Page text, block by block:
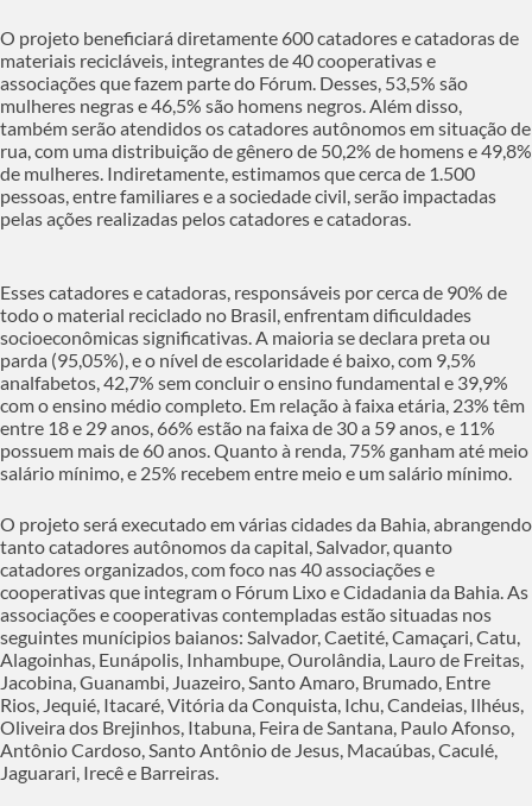
O projeto beneficiará diretamente 600 catadores e catadoras de
materiais recicláveis, integrantes de 40 cooperativas e
associações que fazem parte do Fórum. Desses, 53,5% são
mulheres negras e 46,5% são homens negros. Além disso,
também serão atendidos os catadores autônomos em situação de
rua, com uma distribuição de gênero de 50,2% de homens e 49,8%
de mulheres. Indiretamente, estimamos que cerca de 1.500
pessoas, entre familiares e a sociedade civil, serão impactadas
pelas ações realizadas pelos catadores e catadoras.
Esses catadores e catadoras, responsáveis por cerca de 90% de
todo o material reciclado no Brasil, enfrentam dificuldades
socioeconômicas significativas. A maioria se declara preta ou
parda (95,05%), e o nível de escolaridade é baixo, com 9,5%
analfabetos, 42,7% sem concluir o ensino fundamental e 39,9%
com o ensino médio completo. Em relação à faixa etária, 23% têm
entre 18 e 29 anos, 66% estão na faixa de 30 a 59 anos, e 11%
possuem mais de 60 anos. Quanto à renda, 75% ganham até meio
salário mínimo, e 25% recebem entre meio e um salário mínimo.
O projeto será executado em várias cidades da Bahia, abrangendo
tanto catadores autônomos da capital, Salvador, quanto
catadores organizados, com foco nas 40 associações e
cooperativas que integram o Fórum Lixo e Cidadania da Bahia. As
associações e cooperativas contempladas estão situadas nos
seguintes munícipios baianos: Salvador, Caetité, Camaçari, Catu,
Alagoinhas, Eunápolis, Inhambupe, Ourolândia, Lauro de Freitas,
Jacobina, Guanambi, Juazeiro, Santo Amaro, Brumado, Entre
Rios, Jequié, Itacaré, Vitória da Conquista, Ichu, Candeias, Ilhéus,
Oliveira dos Brejinhos, Itabuna, Feira de Santana, Paulo Afonso,
Antônio Cardoso, Santo Antônio de Jesus, Macaúbas, Caculé,
Jaguarari, Irecê e Barreiras.